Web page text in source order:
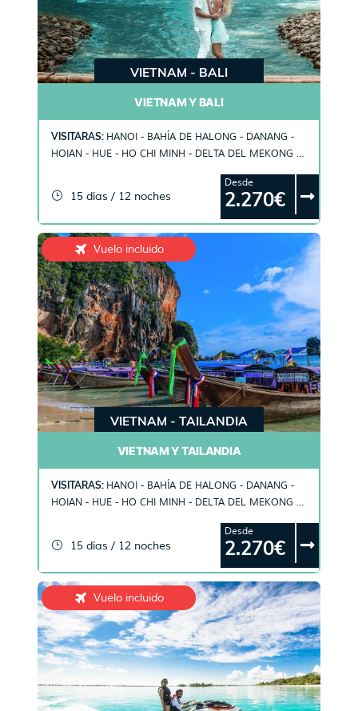
VIETNAM - BALI
VIETNAM Y BALI
VISITARAS: HANOI - BAHÍA DE HALONG - DANANG -
HOIAN - HUE - HO CHI MINH - DELTA DEL MEKONG -
15 días / 12 noches
Desde
2.270€
Vuelo incluido
VIETNAM - TAILANDIA
VIETNAM Y TAILANDIA
VISITARAS: HANOI - BAHÍA DE HALONG - DANANG -
HOIAN - HUE - HO CHI MINH - DELTA DEL MEKONG -
15 días / 12 noches
Desde
2.270€
Vuelo incluido